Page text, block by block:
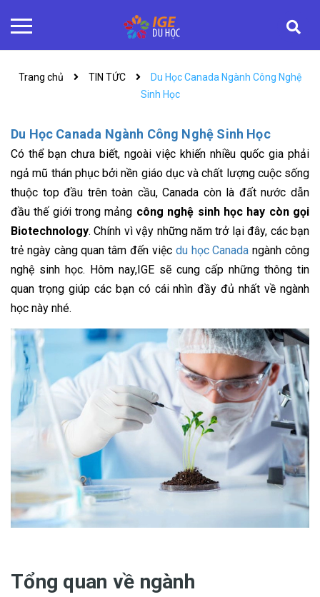
Trang chủ TIN TỨC
Du Học Canada Ngành Công Nghệ
Sinh Học
Du Học Canada Ngành Công Nghệ Sinh Học
Có thể bạn chưa biết, ngoài việc khiến nhiều quốc gia phải
ngả mũ thán phục bởi nền giáo dục và chất lượng cuộc sống
thuộc top đầu trên toàn cầu, Canada còn là đất nước dẫn
đầu thế giới trong mảng công nghệ sinh học hay còn gọi
Biotechnology. Chính vì vậy những năm trở lại đây, các bạn
trẻ ngày càng quan tâm đến việc du học Canada ngành công
nghệ sinh học. Hôm nay,IGE sẽ cung cấp những thông tin
quan trọng giúp các bạn có cái nhìn đầy đủ nhất về ngành
học này nhé.
Tổng quan về ngành